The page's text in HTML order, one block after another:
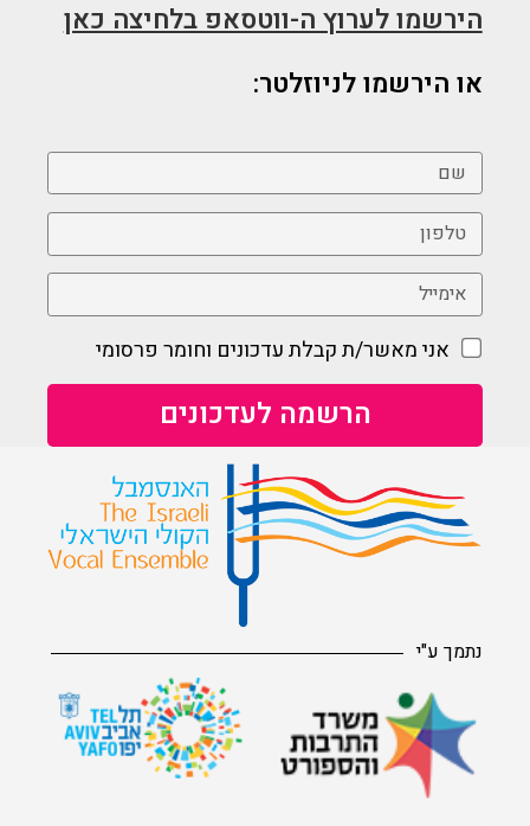
הירשמו לערוץ ה-ווטסאפ בלחיצה כאן
או הירשמו לניוזלטר:
אני מאשר/ת קבלת עדכונים וחומר פרסומי
נתמך ע"י